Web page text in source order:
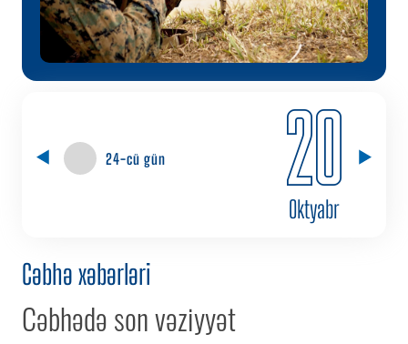
24-cü gün 20
Oktyabr
Cəbhə xəbərləri
Cəbhədə son vəziyyət